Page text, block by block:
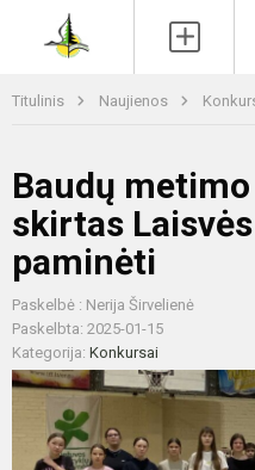
Titulinis Naujienos
Baudų
skirtas
paminėti
Paskelbė : Nerija Širvelienė
Paskelbta: 2025-01-15
Kategorija: Konkursai